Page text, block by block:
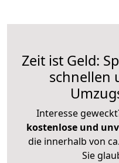
Zeit ist Geld:
schnellen
Interesse
kostenlose und
die innerhalb von
Sie